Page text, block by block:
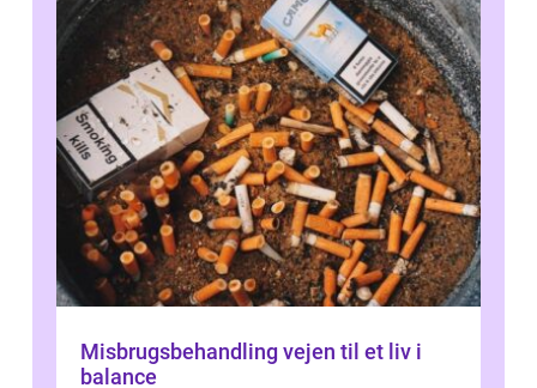
Misbrugsbehandling vejen til et liv i
balance